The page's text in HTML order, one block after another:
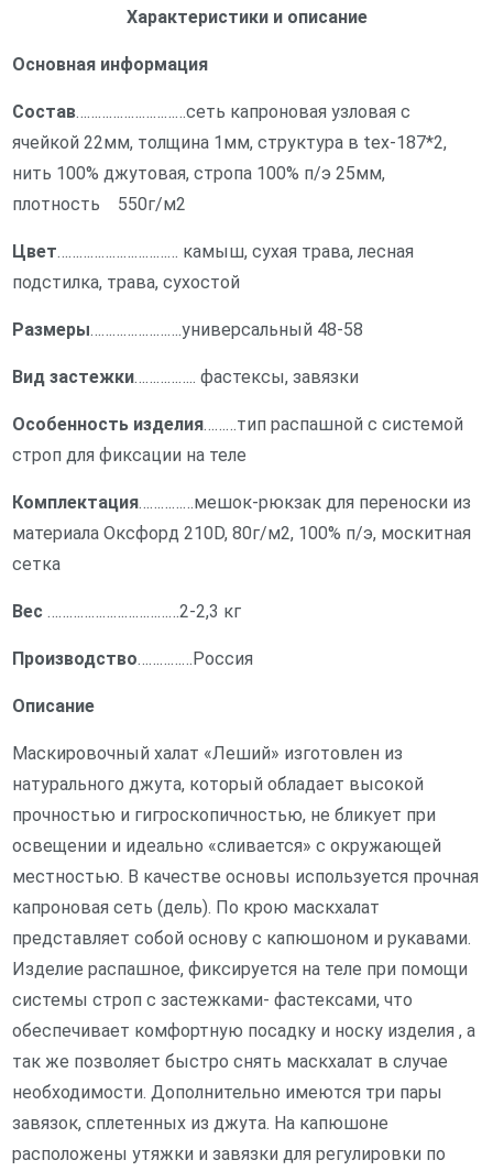
Характеристики и описание
Основная информация
Состав…………………………сеть капроновая узловая с
ячейкой 22мм, толщина 1мм, структура в tex-187*2,
нить 100% джутовая, стропа 100% п/э 25мм,
плотность 550г/м2
Цвет…………………………… камыш, сухая трава, лесная
подстилка, трава, сухостой
Размеры…………………….универсальный 48-58
Вид застежки…………….. фастексы, завязки
Особенность изделия………тип распашной с системой
строп для фиксации на теле
Комплектация……………мешок-рюкзак для переноски из
материала Оксфорд 210D, 80г/м2, 100% п/э, москитная
сетка
Вес ………………………………2-2,3 кг
Производство……………Россия
Описание
Маскировочный халат «Леший» изготовлен из
натурального джута, который обладает высокой
прочностью и гигроскопичностью, не бликует при
освещении и идеально «сливается» с окружающей
местностью. В качестве основы используется прочная
капроновая сеть (дель). По крою маскхалат
представляет собой основу с капюшоном и рукавами.
Изделие распашное, фиксируется на теле при помощи
системы строп с застежками- фастексами, что
обеспечивает комфортную посадку и носку изделия , а
так же позволяет быстро снять маскхалат в случае
необходимости. Дополнительно имеются три пары
завязок, сплетенных из джута. На капюшоне
расположены утяжки и завязки для регулировки по